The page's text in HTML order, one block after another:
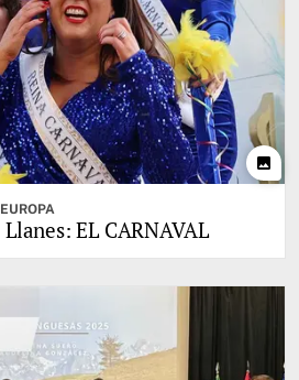
photo
EL CARNAVAL